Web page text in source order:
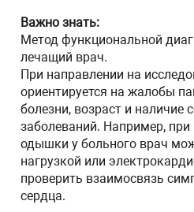
Важно знать:
Метод функциональной
лечащий врач.
При направлении на
ориентируется на жалобы
болезни, возраст и наличие
заболеваний. Например, при
одышки у больного врач
нагрузкой или
проверить взаимосвязь
сердца.